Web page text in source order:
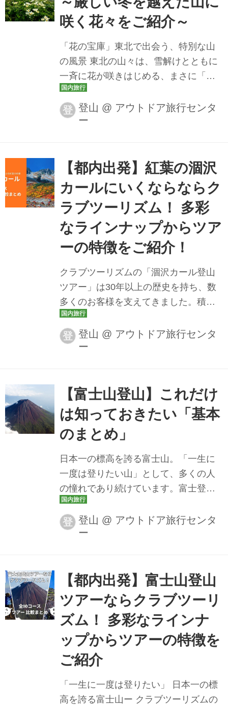
き・登山ガイド同行プランもご用意。
日本百名山がそびえる日本アルプス。
いです。登山ツアーなど、おすすめの
ツアーをご紹介。ツアーの検索・ご予
約も簡単。 まずは日帰り！手軽にアル
咲く花々をご紹介～
「花の宝庫」東北で出会う、特別な山
の風景 東北の山々は、雪解けとともに
一斉に花が咲きはじめる、まさに「花
の宝庫」。長い冬を越えたからこそ出
会える、可憐で力強い高山植物の姿
は、訪れる人の心を静かに魅了しま
介します！ 花を愛でる登山ツアー・旅
行【関東発】│クラブツーリズム クラ
ブツーリズムの季節の花々と共にある
くフラワー登山ツアー！チングルマや
コマクサなどの高山植物のみならず、
桜や山野草など、全国四季折々、旬の
花々を観賞しながらハイキング、登山
を楽しみませんか。旬のおすすめのツ
アーもご紹介。 花の百名山とは 花の百
名山とは...
登 登山 @ アウトドア旅行センタ
ー
【都内出発】紅葉の涸沢
カールにいくならならク
ラブツーリズム！ 多彩
なラインナップからツア
ーの特徴をご紹介！
クラブツーリズムの「涸沢カール登山
ツアー」は30年以上の歴史を持ち、数
多くのお客様を支えてきました。積み
重ねてきた経験とノウハウを生かし、
安心・安全を最優先に、憧れの一歩を
全力でサポートします 東京出発・涸沢
全な登山を第一に、10名様ごとにガイ
ドまたは添乗員が同行。 ⭐ゆっくりペ
ースでご案内 ご参加者は登山初心者も
多いので通常のコースタイムよりも時
山口まで貸切バスで楽々移動 新宿から
松本駅までの特急あずさのチケットお
よび松本駅から上高地まで団体貸切バ
登 登山 @ アウトドア旅行センタ
ー
【富士山登山】これだけ
は知っておきたい「基本
のまとめ」
日本一の標高を誇る富士山。「一生に
一度は登りたい山」として、多くの人
の憧れであり続けています。富士登山
の最大の魅力のひとつが、山頂や稜線
で迎える御来光です。雲海の彼方から
太陽が姿を現すその瞬間、言葉を失う
せんか？ 今回の記事ではこれだけは知
っておきたい「富士山・基本のまと
め」をご紹介します。 富士山登山ツア
ー・富士登山旅行2026【関東発】│クラ
ブツーリズム クラブツーリズムの富士
山登山ツアー・旅行！添乗員、登山ガ
イド同行で安心のおすすめ富士山登山
ツアーをご紹介。静岡県、山梨県にま
たがる標高3,776メートルの日本...
登 登山 @ アウトドア旅行センタ
ー
【都内出発】富士山登山
ツアーならクラブツーリ
ズム！ 多彩なラインナ
ップからツアーの特徴を
ご紹介
「一生に一度は登りたい」 日本一の標
高を誇る富士山ー クラブツーリズムの